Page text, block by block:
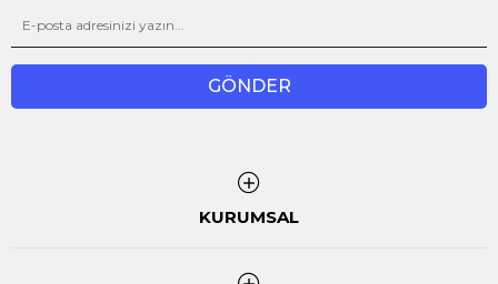
GÖNDER
KURUMSAL